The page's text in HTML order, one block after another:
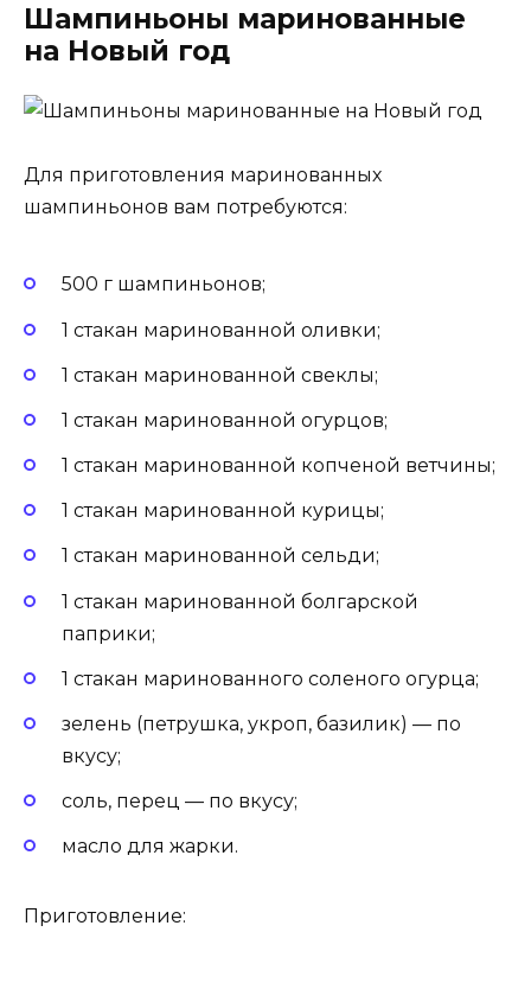
Шампиньоны маринованные
на Новый год
Для приготовления маринованных
шампиньонов вам потребуются:
500 г шампиньонов;
1 стакан маринованной оливки;
1 стакан маринованной свеклы;
1 стакан маринованной огурцов;
1 стакан маринованной копченой ветчины;
1 стакан маринованной курицы;
1 стакан маринованной сельди;
1 стакан маринованной болгарской
паприки;
1 стакан маринованного соленого огурца;
зелень (петрушка, укроп, базилик) — по
вкусу;
соль, перец — по вкусу;
масло для жарки.
Приготовление: